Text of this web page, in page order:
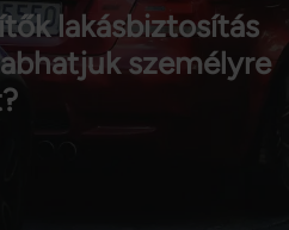
lakásbiztosítás
személyre